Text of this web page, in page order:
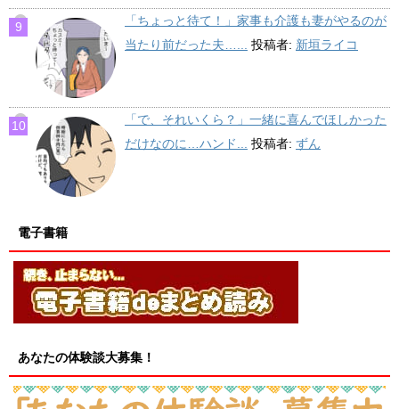
「ちょっと待て！」家事も介護も妻がやるのが
当たり前だった夫…...
投稿者: 新垣ライコ
「で、それいくら？」一緒に喜んでほしかった
だけなのに…ハンド...
投稿者: ずん
電子書籍
あなたの体験談大募集！